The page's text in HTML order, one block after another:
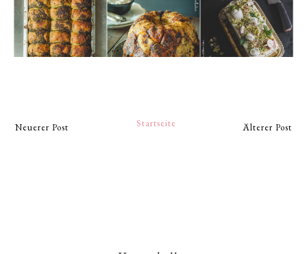
Neuerer Post Älterer Post
Startseite